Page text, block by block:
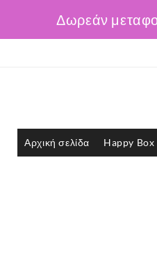
Δωρεάν
Αρχική σελίδα Happy Box